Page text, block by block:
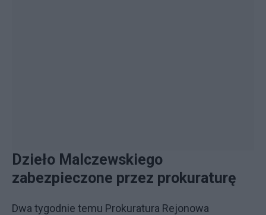
Dzieło Malczewskiego
zabezpieczone przez prokuraturę
Dwa tygodnie temu Prokuratura Rejonowa